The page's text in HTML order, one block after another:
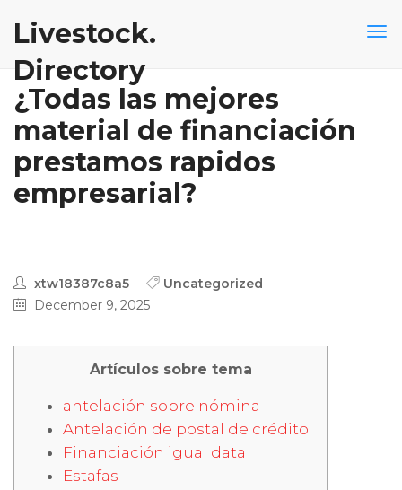
Livestock.
Directory
¿Todas las mejores
material de financiación
prestamos rapidos
empresarial?
xtw18387c8a5
Uncategorized
December 9, 2025
Artículos sobre tema
antelación sobre nómina
Antelación de postal de crédito
Financiación igual data
Estafas